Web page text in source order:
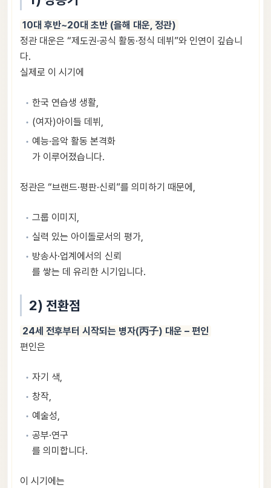
10대 후반~20대 초반 (을해 대운, 정관)
정관 대운은 “제도권·공식 활동·정식 데뷔”와 인연이 깊습니
다.
실제로 이 시기에
한국 연습생 생활,
(여자)아이들 데뷔,
예능·음악 활동 본격화
가 이루어졌습니다.
정관은 “브랜드·평판·신뢰”를 의미하기 때문에,
그룹 이미지,
실력 있는 아이돌로서의 평가,
방송사·업계에서의 신뢰
를 쌓는 데 유리한 시기입니다.
2) 전환점
24세 전후부터 시작되는 병자(丙子) 대운 – 편인
편인은
자기 색,
창작,
예술성,
공부·연구
를 의미합니다.
이 시기에는